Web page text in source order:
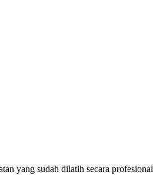
yang sudah dilatih secara profesional